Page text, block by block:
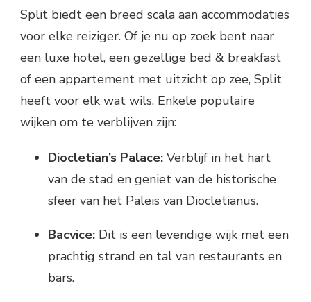
Split biedt een breed scala aan accommodaties
voor elke reiziger. Of je nu op zoek bent naar
een luxe hotel, een gezellige bed & breakfast
of een appartement met uitzicht op zee, Split
heeft voor elk wat wils. Enkele populaire
wijken om te verblijven zijn:
Diocletian’s Palace: Verblijf in het hart
van de stad en geniet van de historische
sfeer van het Paleis van Diocletianus.
Bacvice: Dit is een levendige wijk met een
prachtig strand en tal van restaurants en
bars.